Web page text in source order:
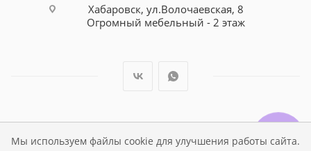
Мы используем файлы cookie для улучшения работы сайта.
Хабаровск, ул.Волочаевская, 8
Огромный мебельный - 2 этаж